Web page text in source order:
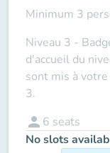
Minimum 3
Niveau 3 -
d'accueil du
sont mis à
3.
person 6 seats
No slots